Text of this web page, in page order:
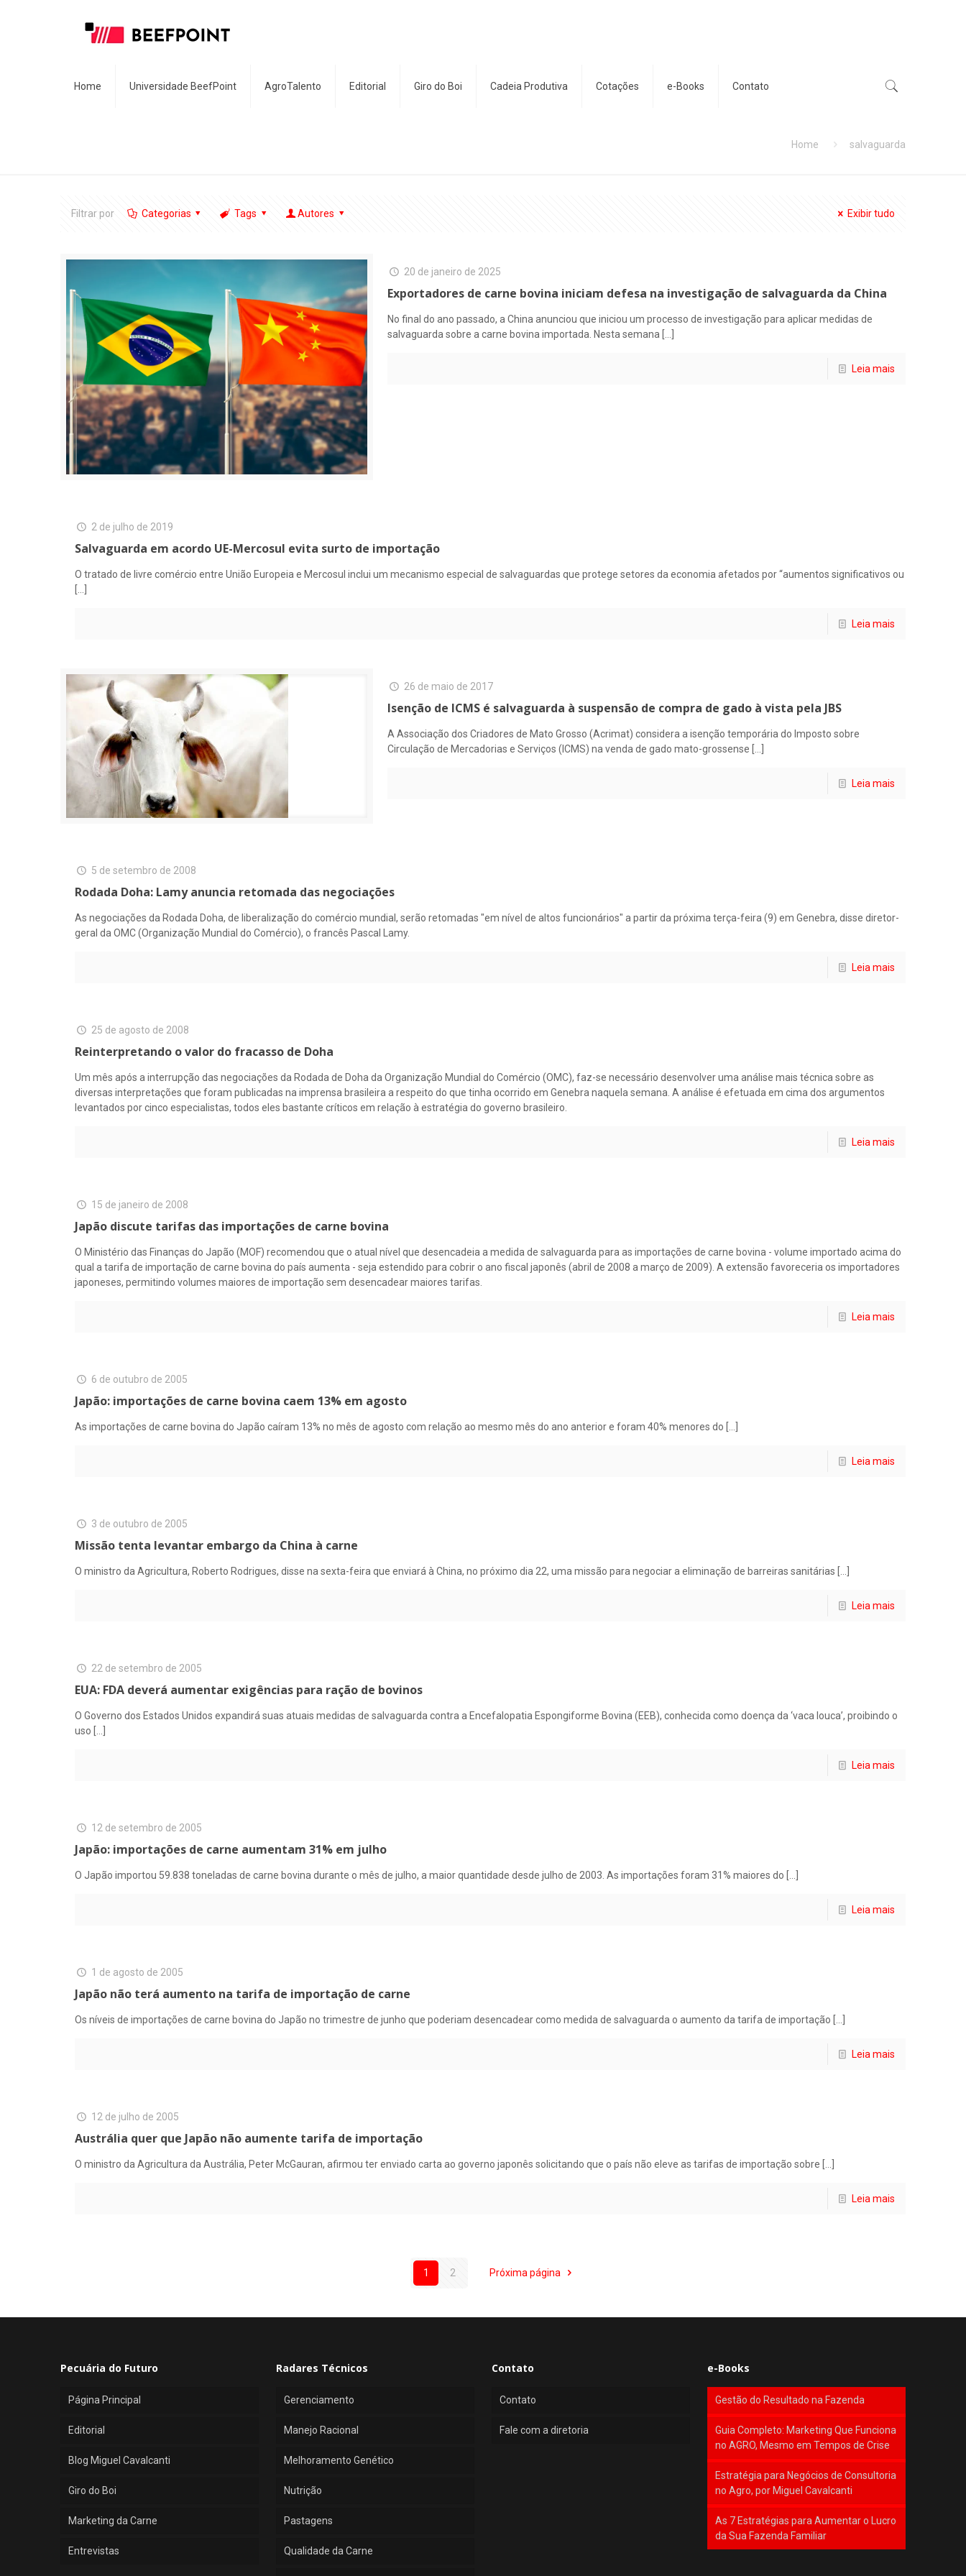
Home Universidade BeefPoint AgroTalento Editorial Giro do Boi Cadeia Produtiva Cotações e-Books Contato
Home salvaguarda
Filtrar por Categorias Tags Autores Exibir tudo
20 de janeiro de 2025
Exportadores de carne bovina iniciam defesa na investigação de salvaguarda da China
No final do ano passado, a China anunciou que iniciou um processo de investigação para aplicar medidas de
salvaguarda sobre a carne bovina importada. Nesta semana
Leia mais
2 de julho de 2019
Salvaguarda em acordo UE-Mercosul evita surto de importação
O tratado de livre comércio entre União Europeia e Mercosul inclui um mecanismo especial de salvaguardas que protege setores da economia afetados por “aumentos significativos ou
[…]
Leia mais
26 de maio de 2017
Isenção de ICMS é salvaguarda à suspensão de compra de gado à vista pela JBS
A Associação dos Criadores de Mato Grosso (Acrimat) considera a isenção temporária do Imposto sobre
Circulação de Mercadorias e Serviços (ICMS) na venda de gado mato-grossense […]
Leia mais
5 de setembro de 2008
Rodada Doha: Lamy anuncia retomada das negociações
As negociações da Rodada Doha, de liberalização do comércio mundial, serão retomadas "em nível de altos funcionários" a partir da próxima terça-feira (9) em Genebra, disse diretor-
geral da OMC (Organização Mundial do Comércio), o francês Pascal Lamy.
Leia mais
25 de agosto de 2008
Reinterpretando o valor do fracasso de Doha
Um mês após a interrupção das negociações da Rodada de Doha da Organização Mundial do Comércio (OMC), faz-se necessário desenvolver uma análise mais técnica sobre as
diversas interpretações que foram publicadas na imprensa brasileira a respeito do que tinha ocorrido em Genebra naquela semana. A análise é efetuada em cima dos argumentos
levantados por cinco especialistas, todos eles bastante críticos em relação à estratégia do governo brasileiro.
Leia mais
15 de janeiro de 2008
Japão discute tarifas das importações de carne bovina
O Ministério das Finanças do Japão (MOF) recomendou que o atual nível que desencadeia a medida de salvaguarda para as importações de carne bovina - volume importado acima do
qual a tarifa de importação de carne bovina do país aumenta - seja estendido para cobrir o ano fiscal japonês (abril de 2008 a março de 2009). A extensão favoreceria os importadores
japoneses, permitindo volumes maiores de importação sem desencadear maiores tarifas.
Leia mais
6 de outubro de 2005
Japão: importações de carne bovina caem 13% em agosto
As importações de carne bovina do Japão caíram 13% no mês de agosto com relação ao mesmo mês do ano anterior e foram 40% menores do […]
Leia mais
3 de outubro de 2005
Missão tenta levantar embargo da China à carne
O ministro da Agricultura, Roberto Rodrigues, disse na sexta-feira que enviará à China, no próximo dia 22, uma missão para negociar a eliminação de barreiras sanitárias […]
Leia mais
22 de setembro de 2005
EUA: FDA deverá aumentar exigências para ração de bovinos
O Governo dos Estados Unidos expandirá suas atuais medidas de salvaguarda contra a Encefalopatia Espongiforme Bovina (EEB), conhecida como doença da ‘vaca louca’, proibindo o
uso […]
Leia mais
12 de setembro de 2005
Japão: importações de carne aumentam 31% em julho
O Japão importou 59.838 toneladas de carne bovina durante o mês de julho, a maior quantidade desde julho de 2003. As importações foram 31% maiores do […]
Leia mais
1 de agosto de 2005
Japão não terá aumento na tarifa de importação de carne
Os níveis de importações de carne bovina do Japão no trimestre de junho que poderiam desencadear como medida de salvaguarda o aumento da tarifa de importação […]
Leia mais
12 de julho de 2005
Austrália quer que Japão não aumente tarifa de importação
O ministro da Agricultura da Austrália, Peter McGauran, afirmou ter enviado carta ao governo japonês solicitando que o país não eleve as tarifas de importação sobre […]
Leia mais
1 2 Próxima página
Pecuária do Futuro
Página Principal
Editorial
Blog Miguel Cavalcanti
Giro do Boi
Marketing da Carne
Entrevistas
Radares Técnicos
Gerenciamento
Manejo Racional
Melhoramento Genético
Nutrição
Pastagens
Qualidade da Carne
Contato
Contato
Fale com a diretoria
e-Books
Gestão do Resultado na Fazenda
Guia Completo: Marketing Que Funciona
no AGRO, Mesmo em Tempos de Crise
Estratégia para Negócios de Consultoria
no Agro, por Miguel Cavalcanti
As 7 Estratégias para Aumentar o Lucro
da Sua Fazenda Familiar